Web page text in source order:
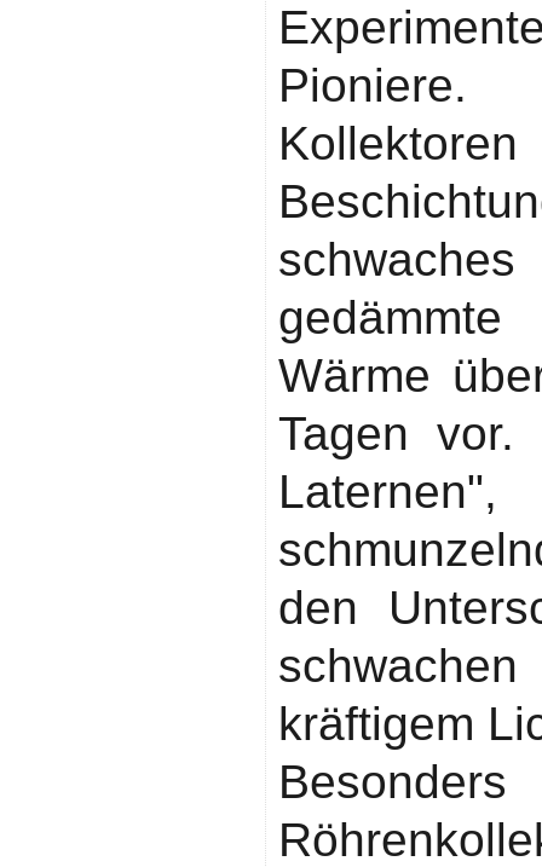
Wärme
Tagen
den
kräftigem